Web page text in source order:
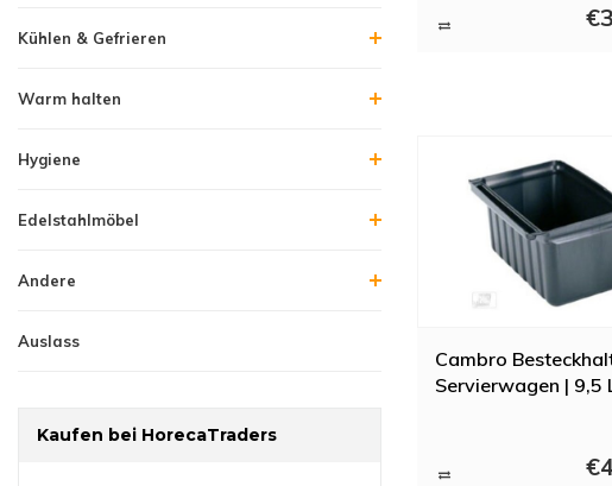
Kühlen & Gefrieren
Warm halten
Hygiene
Edelstahlmöbel
Andere
Auslass
Kaufen bei HorecaTraders
erhalten Sie sowohl für
Cambro
Servierwagen | 9,5